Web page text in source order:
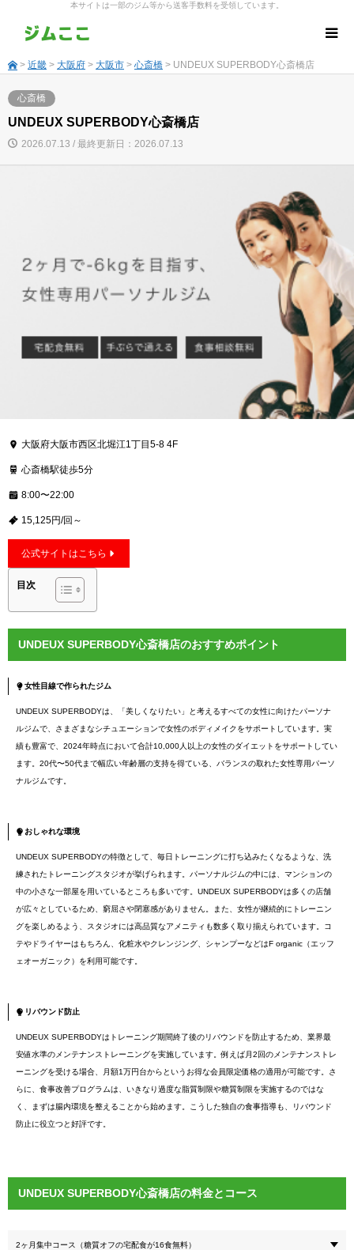
本サイトは一部のジム等から送客手数料を受領しています。
> 近畿 > 大阪府 > 大阪市 > 心斎橋 > UNDEUX SUPERBODY心斎橋店
心斎橋
UNDEUX SUPERBODY心斎橋店
2026.07.13 / 最終更新日：2026.07.13
大阪府大阪市西区北堀江1丁目5-8 4F
心斎橋駅徒歩5分
8:00〜22:00
15,125円/回～
公式サイトはこちら
目次
UNDEUX SUPERBODY心斎橋店のおすすめポイント
女性目線で作られたジム
UNDEUX SUPERBODYは、「美しくなりたい」と考えるすべての女性に向けたパーソナ
ルジムで、さまざまなシチュエーションで女性のボディメイクをサポートしています。実
績も豊富で、2024年時点において合計10,000人以上の女性のダイエットをサポートしてい
ます。20代〜50代まで幅広い年齢層の支持を得ている、バランスの取れた女性専用パーソ
ナルジムです。
おしゃれな環境
UNDEUX SUPERBODYの特徴として、毎日トレーニングに打ち込みたくなるような、洗
練されたトレーニングスタジオが挙げられます。パーソナルジムの中には、マンションの
中の小さな一部屋を用いているところも多いです。UNDEUX SUPERBODYは多くの店舗
が広々としているため、窮屈さや閉塞感がありません。また、女性が継続的にトレーニン
グを楽しめるよう、スタジオには高品質なアメニティも数多く取り揃えられています。コ
テやドライヤーはもちろん、化粧水やクレンジング、シャンプーなどはF organic（エッフ
ェオーガニック）を利用可能です。
リバウンド防止
UNDEUX SUPERBODYはトレーニング期間終了後のリバウンドを防止するため、業界最
安値水準のメンテナンストレーニングを実施しています。例えば月2回のメンテナンストレ
ーニングを受ける場合、月額1万円台からというお得な会員限定価格の適用が可能です。さ
らに、食事改善プログラムは、いきなり過度な脂質制限や糖質制限を実施するのではな
く、まずは腸内環境を整えることから始めます。こうした独自の食事指導も、リバウンド
防止に役立つと好評です。
UNDEUX SUPERBODY心斎橋店の料金とコース
2ヶ月集中コース（糖質オフの宅配食が16食無料）